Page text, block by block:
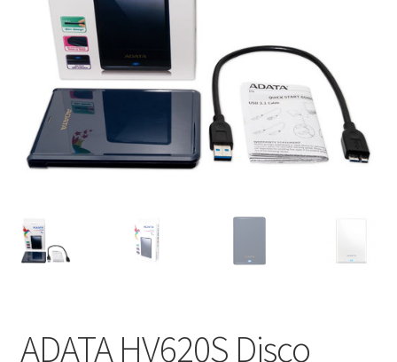
ADATA HV620S Disco